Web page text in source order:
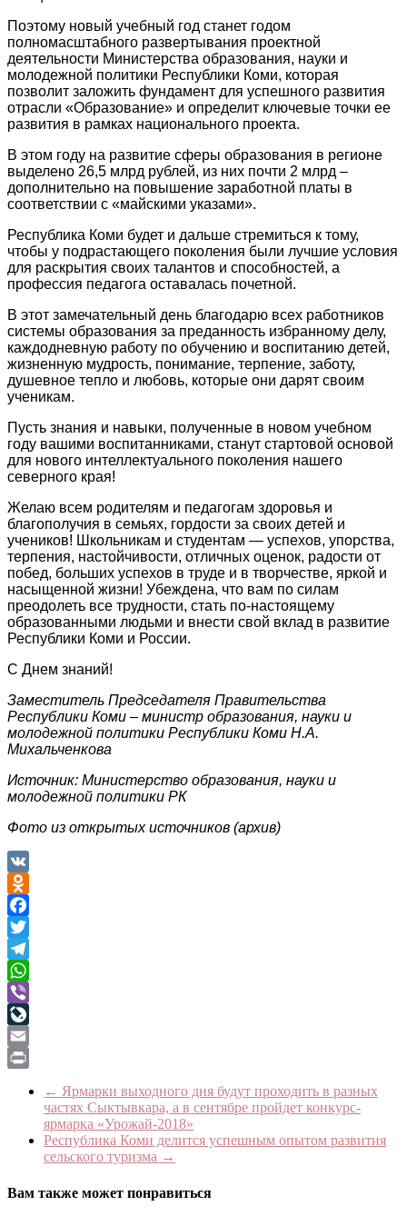
Поэтому новый учебный год станет годом
полномасштабного развертывания проектной
деятельности Министерства образования, науки и
молодежной политики Республики Коми, которая
позволит заложить фундамент для успешного развития
отрасли «Образование» и определит ключевые точки ее
развития в рамках национального проекта.
В этом году на развитие сферы образования в регионе
выделено 26,5 млрд рублей, из них почти 2 млрд –
дополнительно на повышение заработной платы в
соответствии с «майскими указами».
Республика Коми будет и дальше стремиться к тому,
чтобы у подрастающего поколения были лучшие условия
для раскрытия своих талантов и способностей, а
профессия педагога оставалась почетной.
В этот замечательный день благодарю всех работников
системы образования за преданность избранному делу,
каждодневную работу по обучению и воспитанию детей,
жизненную мудрость, понимание, терпение, заботу,
душевное тепло и любовь, которые они дарят своим
ученикам.
Пусть знания и навыки, полученные в новом учебном
году вашими воспитанниками, станут стартовой основой
для нового интеллектуального поколения нашего
северного края!
Желаю всем родителям и педагогам здоровья и
благополучия в семьях, гордости за своих детей и
учеников! Школьникам и студентам — успехов, упорства,
терпения, настойчивости, отличных оценок, радости от
побед, больших успехов в труде и в творчестве, яркой и
насыщенной жизни! Убеждена, что вам по силам
преодолеть все трудности, стать по-настоящему
образованными людьми и внести свой вклад в развитие
Республики Коми и России.
С Днем знаний!
Заместитель Председателя Правительства
Республики Коми – министр образования, науки и
молодежной политики Республики Коми Н.А.
Михальченкова
Источник: Министерство образования, науки и
молодежной политики РК
Фото из открытых источников (архив)
VK
Odnoklassniki
Facebook
Twitter
Telegram
WhatsApp
Viber
LiveJournal
Email
← Ярмарки выходного дня будут проходить в разных
частях Сыктывкара, а в сентябре пройдет конкурс-
ярмарка «Урожай-2018»
Республика Коми делится успешным опытом развития
сельского туризма →
Вам также может понравиться